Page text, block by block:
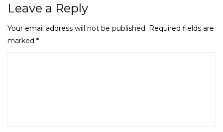
Leave a Reply
Your email address will not be published. Required fields are
marked *